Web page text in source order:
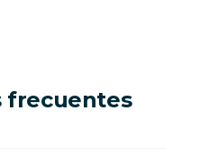
frecuentes